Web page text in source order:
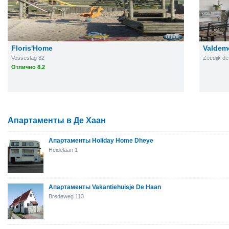
Floris'Home
Vosseslag 82
Отлично 8.2
Zeedijk
Апартаменты в Де Хаан
Апартаменты Holiday Home Dheye
Heidelaan 1
Апартаменты Vakantiehuisje De Haan
Bredeweg 113